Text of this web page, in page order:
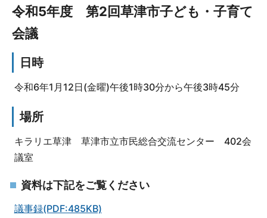
令和5年度 第2回草津市子ども・子育て
会議
日時
令和6年1月12日(金曜)午後1時30分から午後3時45分
場所
キラリエ草津 草津市立市民総合交流センター 402会
議室
資料は下記をご覧ください
議事録(PDF:485KB)